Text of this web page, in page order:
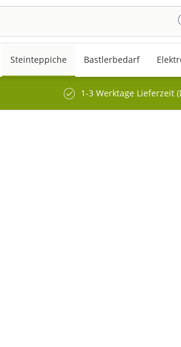
Steinteppiche Bastlerbedarf
1-3 Werktage Lieferzeit